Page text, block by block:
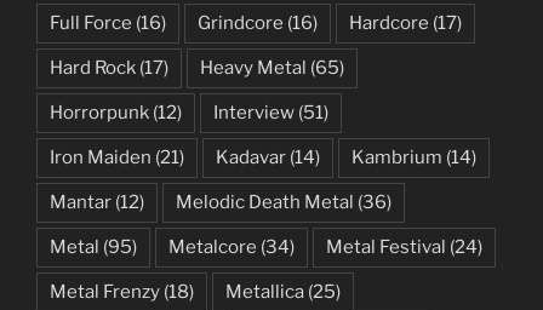
Full Force (16) Grindcore (16) Hardcore (17)
Hard Rock (17) Heavy Metal (65)
Horrorpunk (12) Interview (51)
Iron Maiden (21) Kadavar (14) Kambrium (14)
Mantar (12) Melodic Death Metal (36)
Metal (95) Metalcore (34) Metal Festival (24)
Metal Frenzy (18) Metallica (25)